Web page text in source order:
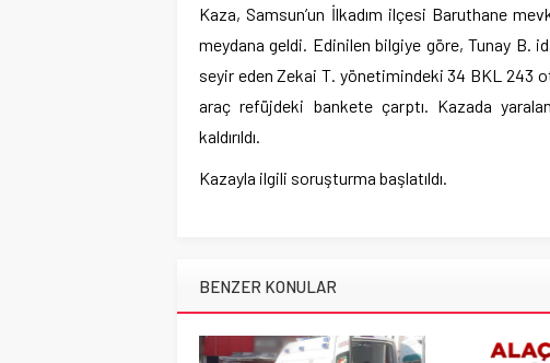
Kaza, Samsun’un İlkadım ilçesi Baruthane
meydana geldi. Edinilen bilgiye göre, Tunay B.
seyir eden Zekai T. yönetimindeki 34 BKL 243
araç refüjdeki bankete çarptı. Kazada
kaldırıldı.
Kazayla ilgili soruşturma başlatıldı.
BENZER KONULAR